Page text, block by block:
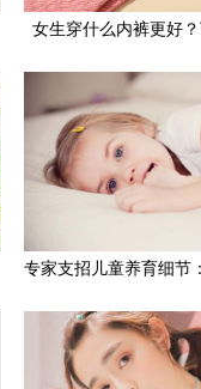
女生穿什么内裤更好
专家支招儿童养育细节